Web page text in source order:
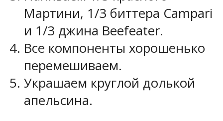
Мартини, 1/3 биттера Campari
и 1/3 джина Beefeater.
Все компоненты хорошенько
перемешиваем.
Украшаем круглой долькой
апельсина.